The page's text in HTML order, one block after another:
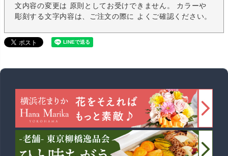
文内容の変更は 原則としてお受けできません。 カラーや
彫刻する文字内容は、ご注文の際に よくご確認ください。